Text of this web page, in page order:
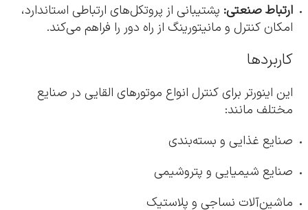
ارتباط صنعتی: پشتیبانی از پروتکل‌های ارتباطی استاندارد،
امکان کنترل و مانیتورینگ از راه دور را فراهم می‌کند.
کاربردها
این اینورتر برای کنترل انواع موتورهای القایی در صنایع
مختلف مانند:
صنایع غذایی و بسته‌بندی
صنایع شیمیایی و پتروشیمی
ماشین‌آلات نساجی و پلاستیک